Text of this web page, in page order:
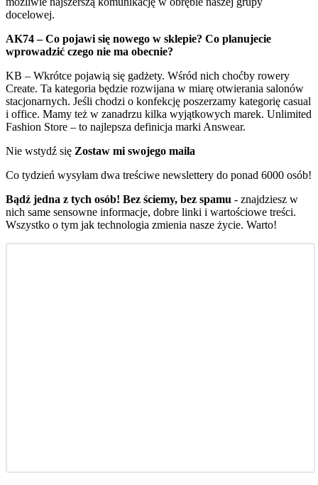
docelowej.
AK74 – Co pojawi się nowego w sklepie? Co planujecie
wprowadzić czego nie ma obecnie?
KB – Wkrótce pojawią się gadżety. Wśród nich choćby rowery
Create. Ta kategoria będzie rozwijana w miarę otwierania salonów
stacjonarnych. Jeśli chodzi o konfekcję poszerzamy kategorię casual
i office. Mamy też w zanadrzu kilka wyjątkowych marek. Unlimited
Fashion Store – to najlepsza definicja marki Answear.
Nie wstydź się Zostaw mi swojego maila
Co tydzień wysyłam dwa treściwe newslettery do ponad 6000 osób!
Bądź jedna z tych osób! Bez ściemy, bez spamu - znajdziesz w
nich same sensowne informacje, dobre linki i wartościowe treści.
Wszystko o tym jak technologia zmienia nasze życie. Warto!